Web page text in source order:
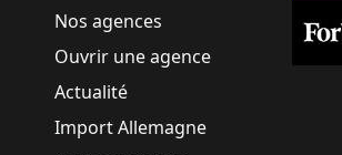
Nos agences
Ouvrir une agence
Actualité
Import Allemagne